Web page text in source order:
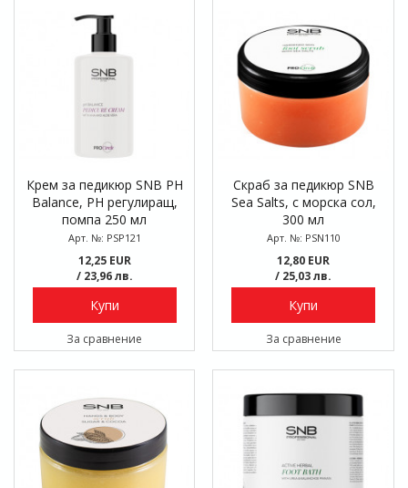
Крем за педикюр SNB PH
Balance, PH регулиращ,
помпа 250 мл
Арт. №: PSP121
12,25 EUR
/ 23,96 лв.
Купи
За сравнение
Скраб за педикюр SNB
Sea Salts, с морска сол,
300 мл
Арт. №: PSN110
12,80 EUR
/ 25,03 лв.
Купи
За сравнение